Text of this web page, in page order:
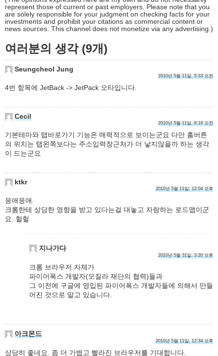
represent those of current or past employers. Please note that you
are solely responsible for your judgment on checking facts for your
investments and prohibit your citations as commercial content or
news sources. This channel does not monetize via any advertising.)
여러분의 생각 (9개)
Seungcheol Jung
2010년 5월 11일, 5:33 오전
4번 항목에 JetBack -> JetPack 오타입니다.
Cecil
2010년 5월 11일, 6:16 오전
기본테마와 탭바로가기 기능은 매력적으로 보이는군요 다만 홈버튼
의 위치는 탭왼쪽보다는 주소입력창근처가 더 낳지않을까 하는 생각
이 드는군요
ktkr
2010년 5월 11일, 12:04 오후
응애응애.
크롬한테 상당한 영향을 받고 있다는걸 대놓고 자랑하는 로드맵이군
요. 헐헐
지나가다
2010년 5월 31일, 3:20 오후
크롬 브라우저 자체가
파이어폭스 개발자(모질라 재단의 협력)들과
그 이전에 구글에 영입된 파이어폭스 개발자들에 의해서 만들
어진 것으로 알고 있습니다.
아크몬드
2010년 5월 11일, 12:34 오후
상당히 좋네요. 좀 더 가볍고 빨라진 브라우저를 기대합니다.